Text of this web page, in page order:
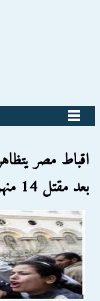
اقباط مصر
بعد مقتل 14 منهم